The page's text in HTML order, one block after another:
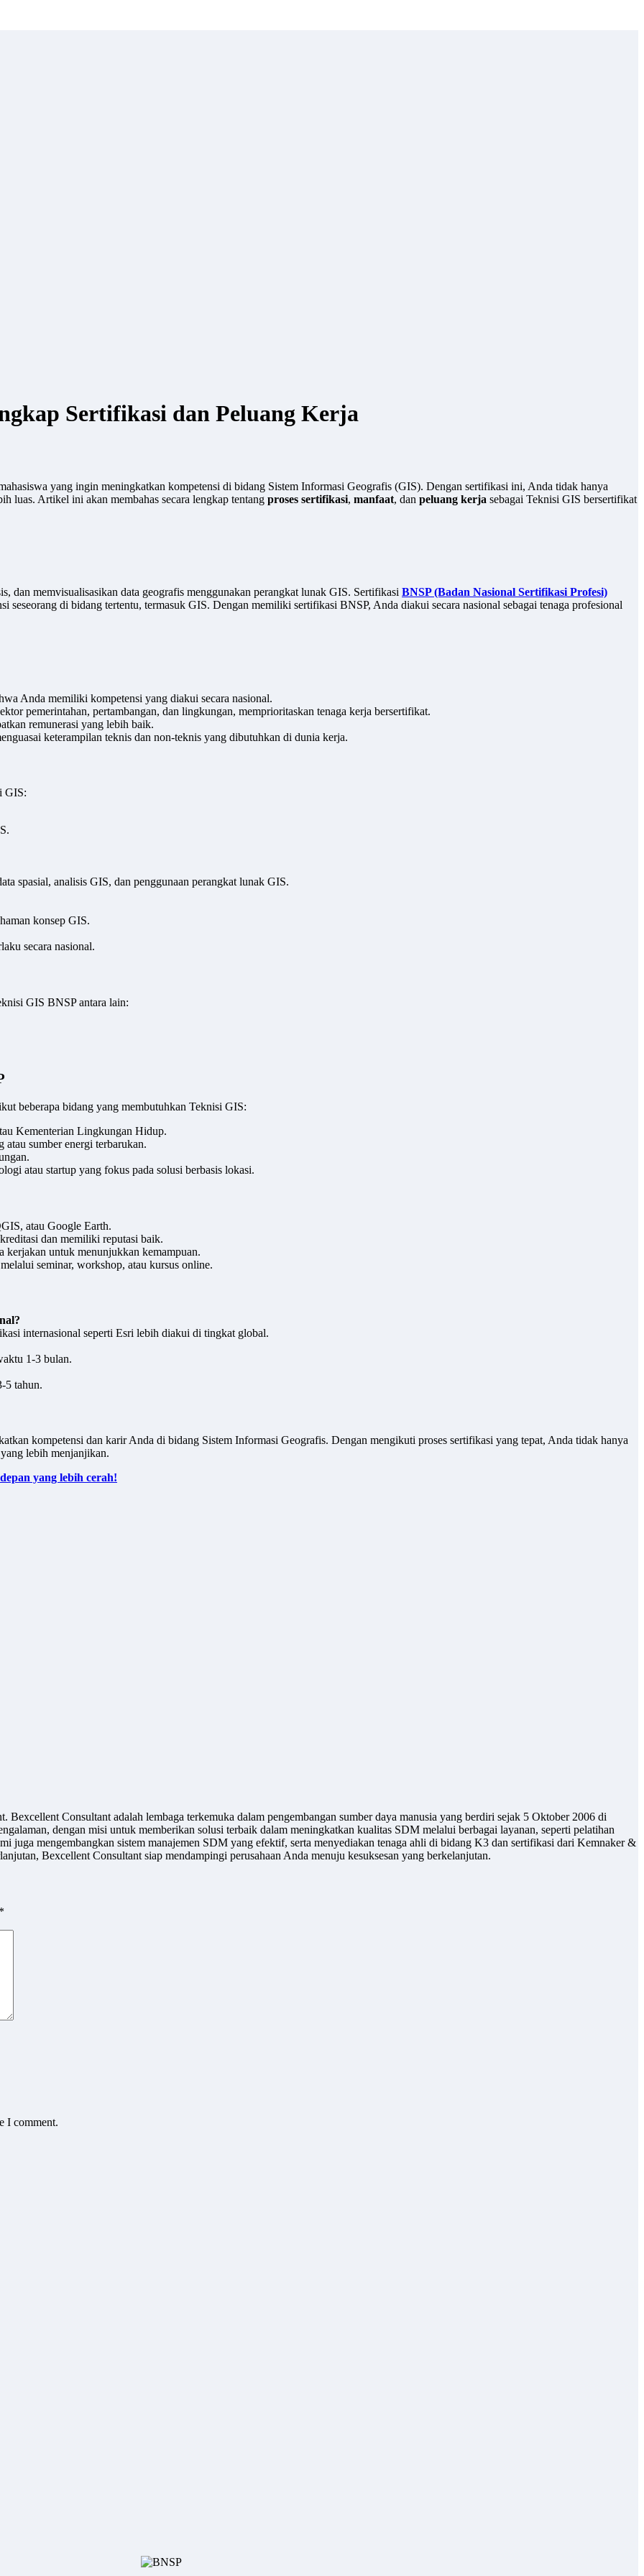
Sertifikasi dan Peluang Kerja
yang ingin meningkatkan kompetensi di bidang Sistem Informasi Geografis (GIS). Dengan sertifikasi ini, Anda tidak hanya
luas. Artikel ini akan membahas secara lengkap tentang proses sertifikasi, manfaat, dan peluang kerja sebagai Teknisi GIS bersertifikat
dan memvisualisasikan data geografis menggunakan perangkat lunak GIS. Sertifikasi BNSP (Badan Nasional Sertifikasi Profesi)
seseorang di bidang tertentu, termasuk GIS. Dengan memiliki sertifikasi BNSP, Anda diakui secara nasional sebagai tenaga profesional
Anda memiliki kompetensi yang diakui secara nasional.
pemerintahan, pertambangan, dan lingkungan, memprioritaskan tenaga kerja bersertifikat.
remunerasi yang lebih baik.
keterampilan teknis dan non-teknis yang dibutuhkan di dunia kerja.
GIS:
spasial, analisis GIS, dan penggunaan perangkat lunak GIS.
konsep GIS.
secara nasional.
GIS BNSP antara lain:
beberapa bidang yang membutuhkan Teknisi GIS:
Kementerian Lingkungan Hidup.
atau sumber energi terbarukan.
atau startup yang fokus pada solusi berbasis lokasi.
atau Google Earth.
dan memiliki reputasi baik.
untuk menunjukkan kemampuan.
seminar, workshop, atau kursus online.
internasional seperti Esri lebih diakui di tingkat global.
1-3 bulan.
5 tahun.
kompetensi dan karir Anda di bidang Sistem Informasi Geografis. Dengan mengikuti proses sertifikasi yang tepat, Anda tidak hanya
lebih menjanjikan.
yang lebih cerah!
Consultant adalah lembaga terkemuka dalam pengembangan sumber daya manusia yang berdiri sejak 5 Oktober 2006 di
dengan misi untuk memberikan solusi terbaik dalam meningkatkan kualitas SDM melalui berbagai layanan, seperti pelatihan
juga mengembangkan sistem manajemen SDM yang efektif, serta menyediakan tenaga ahli di bidang K3 dan sertifikasi dari Kemnaker &
Bexcellent Consultant siap mendampingi perusahaan Anda menuju kesuksesan yang berkelanjutan.
I comment.